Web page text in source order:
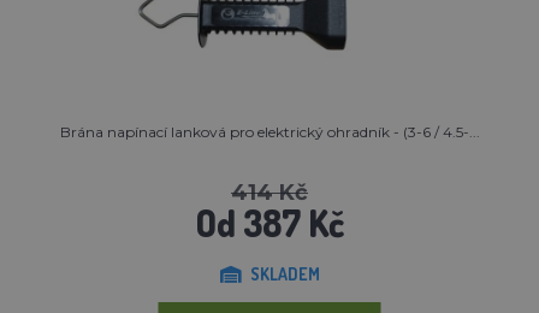
Brána napínací lanková pro elektrický ohradník - (3-6 / 4.5-...
414 Kč
Od 387 Kč
SKLADEM